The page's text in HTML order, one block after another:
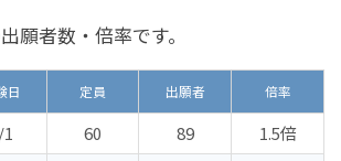
願者数・倍率です。
日 定員 出願者 倍率
60 89
1.5倍